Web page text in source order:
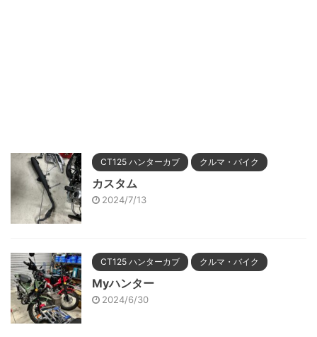
CT125 ハンターカブ クルマ・バイク
カスタム
2024/7/13
CT125 ハンターカブ クルマ・バイク
Myハンター
2024/6/30